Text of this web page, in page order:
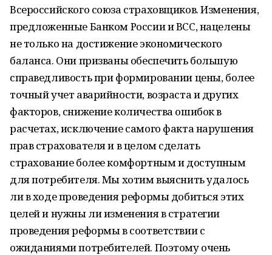
Всероссийского союза страховщиков. Изменения,
предложенные Банком России и ВСС, нацелены
не только на достижение экономического
баланса. Они призваны обеспечить большую
справедливость при формировании цены, более
точный учет аварийности, возраста и других
факторов, снижение количества ошибок в
расчетах, исключение самого факта нарушения
прав страхователя и в целом сделать
страхование более комфортным и доступным
для потребителя. Мы хотим выяснить удалось
ли в ходе проведения реформы добиться этих
целей и нужны ли изменения в стратегии
проведения реформы в соответствии с
ожиданиями потребителей. Поэтому очень